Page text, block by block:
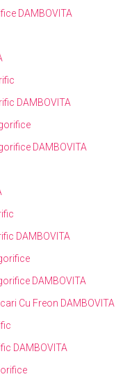
DAMBOVITA
DAMBOVITA
DAMBOVITA
DAMBOVITA
DAMBOVITA
Cu Freon DAMBOVITA
DAMBOVITA